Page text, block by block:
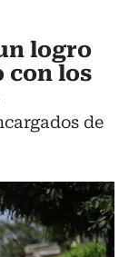
logro
con los
de